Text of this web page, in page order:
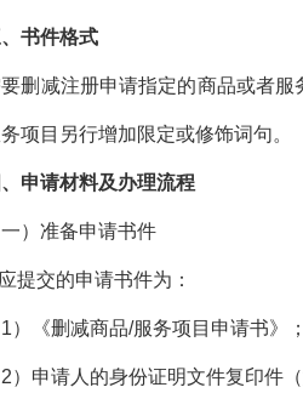
书件格式
减注册申请指定的商品或者服
项目另行增加限定或修饰词句。
、申请材料及办理流程
准备申请书件
应提交的申请书件为：
1）《删减商品/服务项目申请书》；
2）申请人的身份证明文件复印件